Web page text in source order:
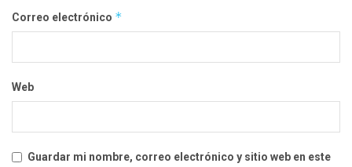
Correo electrónico *
Web
Guardar mi nombre, correo electrónico y sitio web en este